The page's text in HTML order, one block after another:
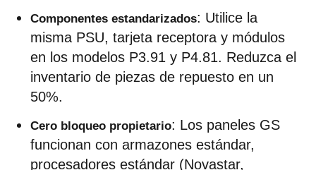
Componentes estandarizados: Utilice la
misma PSU, tarjeta receptora y módulos
en los modelos P3.91 y P4.81. Reduzca el
inventario de piezas de repuesto en un
50%.
Cero bloqueo propietario: Los paneles GS
funcionan con armazones estándar,
procesadores estándar (Novastar,